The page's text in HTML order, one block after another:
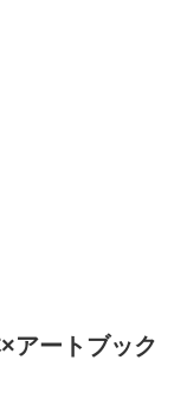
アートブック